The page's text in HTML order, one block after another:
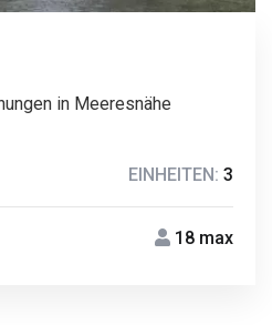
in Meeresnähe
EINHEITEN: 3
18 max